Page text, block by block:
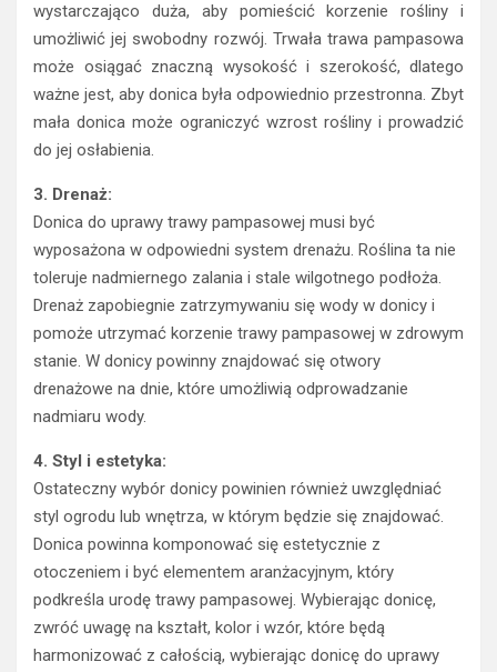
wystarczająco duża, aby pomieścić korzenie rośliny i
umożliwić jej swobodny rozwój. Trwała trawa pampasowa
może osiągać znaczną wysokość i szerokość, dlatego
ważne jest, aby donica była odpowiednio przestronna. Zbyt
mała donica może ograniczyć wzrost rośliny i prowadzić
do jej osłabienia.
3. Drenaż:
Donica do uprawy trawy pampasowej musi być
wyposażona w odpowiedni system drenażu. Roślina ta nie
toleruje nadmiernego zalania i stale wilgotnego podłoża.
Drenaż zapobiegnie zatrzymywaniu się wody w donicy i
pomoże utrzymać korzenie trawy pampasowej w zdrowym
stanie. W donicy powinny znajdować się otwory
drenażowe na dnie, które umożliwią odprowadzanie
nadmiaru wody.
4. Styl i estetyka:
Ostateczny wybór donicy powinien również uwzględniać
styl ogrodu lub wnętrza, w którym będzie się znajdować.
Donica powinna komponować się estetycznie z
otoczeniem i być elementem aranżacyjnym, który
podkreśla urodę trawy pampasowej. Wybierając donicę,
zwróć uwagę na kształt, kolor i wzór, które będą
harmonizować z całością, wybierając donicę do uprawy